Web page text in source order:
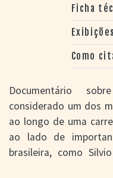
Ficha
Exibições
Como
Documentário
considerado um dos
ao longo de uma
ao lado de
brasileira, como
outros. A sua